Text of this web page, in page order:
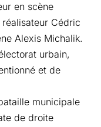
en scène
Cédric
Alexis Michalik.
urbain,
et de
municipale
de droite